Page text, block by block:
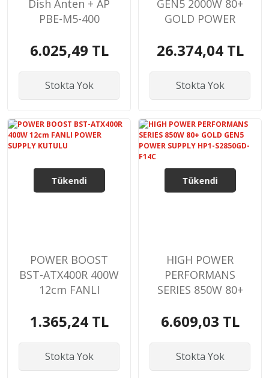
Dish Anten + AP
PBE-M5-400
6.025,49 TL
Stokta Yok
GEN5 2000W 80+
GOLD POWER
52AGPBI
26.374,04 TL
Stokta Yok
Tükendi
POWER BOOST
BST-ATX400R 400W
12cm FANLI
KUTULU
1.365,24 TL
Stokta Yok
Tükendi
HIGH POWER
PERFORMANS
SERIES 850W 80+
POWER SUPPLY
6.609,03 TL
Stokta Yok